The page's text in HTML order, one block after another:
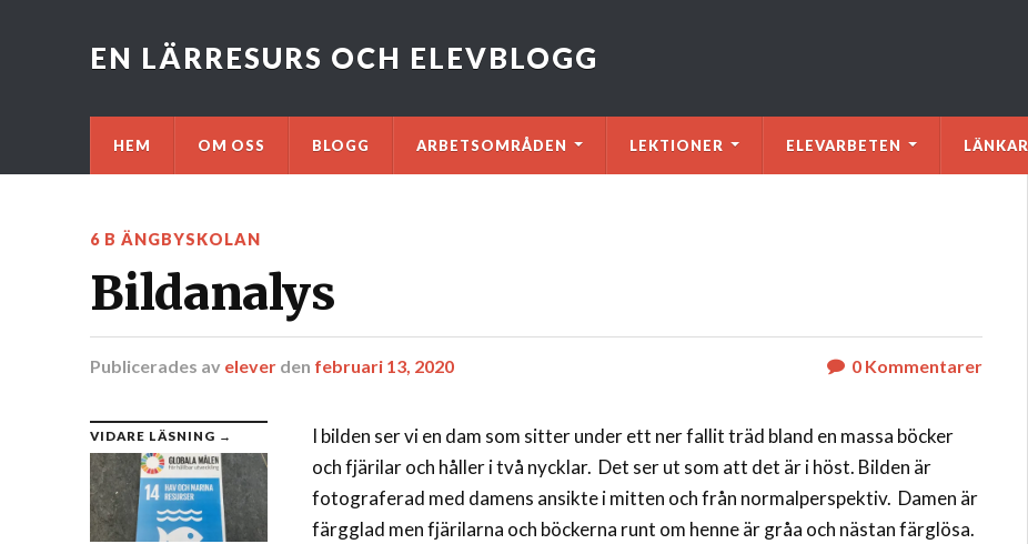
EN LÄRRESURS OCH ELEVBLOGG
HEM OM OSS BLOGG ARBETSOMRÅDEN LEKTIONER ELEVARBETEN LÄNKAR
6 B ÄNGBYSKOLAN
Bildanalys
Publicerades av elever den februari 13, 2020 0Kommentarer
VIDARE LÄSNING →
I bilden ser vi en dam som sitter under ett ner fallit träd bland en massa böcker
och fjärilar och håller i två nycklar. Det ser ut som att det är i höst. Bilden är
fotograferad med damens ansikte i mitten och från normalperspektiv. Damen är
färgglad men fjärilarna och böckerna runt om henne är gråa och nästan färglösa.